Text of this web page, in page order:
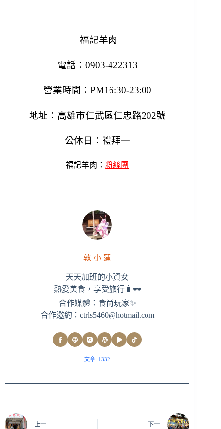
福記羊肉
電話： 0903-422313
營業時間：PM16:30-23:00
地址：高雄市仁武區仁忠路202號
公休日：禮拜一
福記羊肉：粉絲團
敦 小 蓮
天天加班的小資女
熱愛美食，享受旅行🧳🕶
合作媒體：食尚玩家✨
合作邀約： ctrls5460@hotmail.com
文章: 1332
上一 下一